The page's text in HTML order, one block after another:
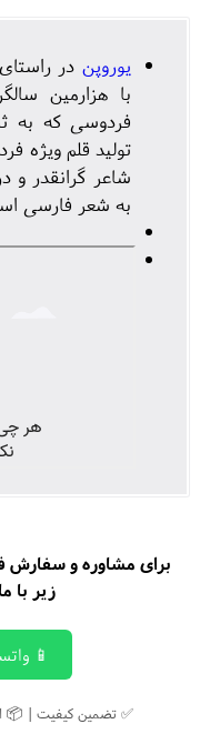
یوروپندر
با هزارمین
فردوسی که به
تولید قلم ویژه
شاعر گرانقدر و
به شعر فارسی
برای مشاوره و سفارش
زیر با
📱
✅ تضمین کیفیت | 📦